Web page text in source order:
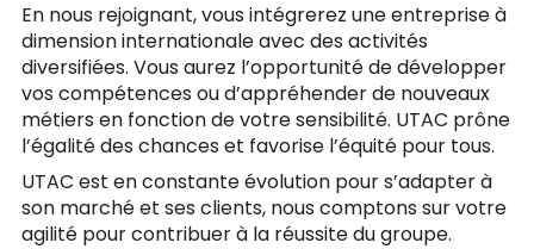
En nous rejoignant, vous intégrerez une entreprise à
dimension internationale avec des activités
diversifiées. Vous aurez l’opportunité de développer
vos compétences ou d’appréhender de nouveaux
métiers en fonction de votre sensibilité. UTAC prône
l’égalité des chances et favorise l’équité pour tous.
UTAC est en constante évolution pour s’adapter à
son marché et ses clients, nous comptons sur votre
agilité pour contribuer à la réussite du groupe.